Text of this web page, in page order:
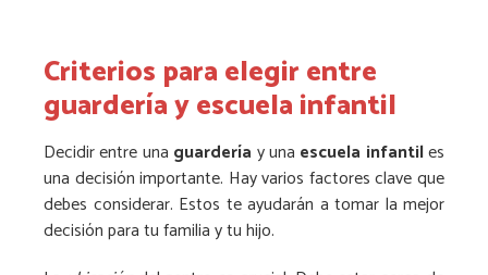
Criterios para elegir entre
guardería y escuela infantil
Decidir entre una guardería y una escuela infantiles
una decisión importante. Hay varios factores clave que
debes considerar. Estos te ayudarán a tomar la mejor
decisión para tu familia y tu hijo.